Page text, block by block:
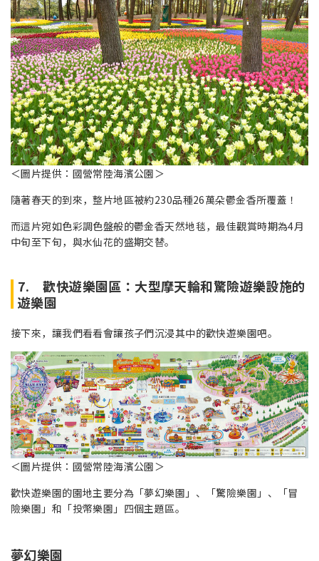
＜圖片提供：國營常陸海濱公園＞
隨著春天的到來，整片地區被約230品種26萬朵鬱金香所覆蓋！
而這片宛如色彩調色盤般的鬱金香天然地毯，最佳觀賞時期為4月
中旬至下旬，與水仙花的盛期交替。
7. 歡快遊樂園區：大型摩天輪和驚險遊樂設施的
遊樂園
接下來，讓我們看看會讓孩子們沉浸其中的歡快遊樂園吧。
＜圖片提供：國營常陸海濱公園＞
歡快遊樂園的園地主要分為「夢幻樂園」、「驚險樂園」、「冒
險樂園」和「投幣樂園」四個主題區。
夢幻樂園